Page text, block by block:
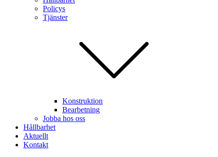
Policys
Tjänster
Konstruktion
Bearbetning
Jobba hos oss
Hållbarhet
Aktuellt
Kontakt